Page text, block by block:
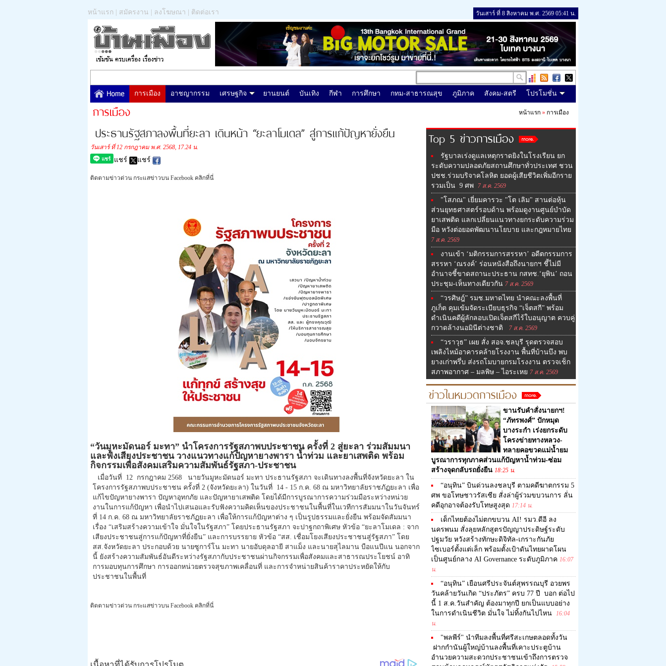
หน้าแรก สมัครงาน ลงโฆษณา ติดต่อเรา วันเสาร์ ที่ 8 สิงหาคม พ.ศ. 2569 05:41 น.
การเมือง อาชญากรรม เศรษฐกิจ ยานยนต์ บันเทิง กีฬา การศึกษา กทม-สาธารณสุข ภูมิภาค สังคม-สตรี โปรโมชั่น
การเมือง
ประธานรัฐสภาลงพื้นที่ยะลา เดินหน้า “ยะลาโมเดล” สู่การแก้ปัญหายั่งยืน
วันเสาร์ ที่ 12 กรกฎาคม พ.ศ. 2568, 17.24 น.
แชร์ แชร์
ติดตามข่าวด่วน กระแสข่าวบน Facebook คลิกที่นี่
“วันมูหะมัดนอร์ มะทา” นำโครงการรัฐสภาพบประชาชน ครั้งที่ 2 สู่ยะลา ร่วมสัมมนา
และฟังเสียงประชาชน วางแนวทางแก้ปัญหายางพารา น้ำท่วม และยาเสพติด พร้อม
กิจกรรมเพื่อสังคมเสริมความสัมพันธ์รัฐสภา-ประชาชน
เมื่อวันที่ 12 กรกฎาคม 2568 นายวันมูหะมัดนอร์ มะทา ประธานรัฐสภา จะเดินทางลงพื้นที่จังหวัดยะลา ใน
โครงการรัฐสภาพบประชาชน ครั้งที่ 2 (จังหวัดยะลา) ในวันที่ 14 - 15 ก.ค. 68 ณ มหาวิทยาลัยราชภัฏยะลา เพื่อ
แก้ไขปัญหายางพารา ปัญหาอุทกภัย และปัญหายาเสพติด โดยได้มีการบูรณาการความร่วมมือระหว่างหน่วย
งานในการแก้ปัญหา เพื่อนำไปเสนอและรับฟังความคิดเห็นของประชาชนในพื้นที่ในเวทีการสัมมนาในวันจันทร์
ที่ 14 ก.ค. 68 ณ มหาวิทยาลัยราชภัฏยะลา เพื่อให้การแก้ปัญหาต่าง ๆ เป็นรูปธรรมและยั่งยืน พร้อมจัดสัมมนา
เรื่อง “เสริมสร้างความเข้าใจ มั่นใจในรัฐสภา” โดยประธานรัฐสภา จะปาฐกถาพิเศษ หัวข้อ “ยะลาโมเดล : จาก
เสียงประชาชนสู่การแก้ปัญหาที่ยั่งยืน” และการบรรยาย หัวข้อ “สส. เชื่อมโยงเสียงประชาชนสู่รัฐสภา” โดย
สส.จังหวัดยะลา ประกอบด้วย นายซูการ์โน มะทา นายอับดุลอายี สาแม็ง และนายสุไลมาน บือแนปีแน นอกจาก
นี้ ยังสร้างความสัมพันธ์อันดีระหว่างรัฐสภากับประชาชนผ่านกิจกรรมเพื่อสังคมและสาธารณประโยชน์ อาทิ
การมอบทุนการศึกษา การออกหน่วยตรวจสุขภาพเคลื่อนที่ และการจำหน่ายสินค้าราคาประหยัดให้กับ
ประชาชนในพื้นที่
ติดตามข่าวด่วน กระแสข่าวบน Facebook คลิกที่นี่
หน้าแรก » การเมือง
Top 5 ข่าวการเมือง
รัฐบาลเร่งดูแลเหตุกราดยิงในโรงเรียน ยก
ระดับความปลอดภัยสถานศึกษาทั่วประเทศ ชวน
ปชช.ร่วมบริจาคโลหิต ยอดผู้เสียชีวิตเพิ่มอีกราย
รวมเป็น 9 ศพ
7 ส.ค. 2569
"โสภณ" เยี่ยมคารวะ "โต เลิม" สานต่อหุ้น
ส่วนยุทธศาสตร์รอบด้าน พร้อมดูงานศูนย์บำบัด
ยาเสพติด แลกเปลี่ยนแนวทางยกระดับความร่วม
มือ หวังต่อยอดพัฒนานโยบาย และกฎหมายไทย
7 ส.ค. 2569
งานเข้า ‘มติกรรมการสรรหา’ อดีตกรรมการ
สรรหา ‘ณรงค์’ ร่อนหนังสือถึงนายกฯ ชี้ไม่มี
อำนาจชี้ขาดสถานะประธาน กสทช.‘ยุพิน’ ถอน
ประชุม-เห็นทางเดียวกัน 7 ส.ค. 2569
“วรศิษฎ์” รมช.มหาดไทย นำคณะลงพื้นที่
ภูเก็ต คุมเข้มจัดระเบียบธุรกิจ “เจ็ตสกี” พร้อม
ดำเนินคดีผู้ลักลอบเปิดเจ็ตสกีไร้ใบอนุญาต ควบคู่
กวาดล้างนอมินีต่างชาติ
7 ส.ค. 2569
“วราวุธ” เผย สั่ง สอจ.ชลบุรี รุดตรวจสอบ
เพลิงไหม้อาคารคล้ายโรงงาน พื้นที่บ้านบึง พบ
ยางเก่าพรึ่บ ส่งรถโมบายกรมโรงงาน ตรวจเช็ก
สภาพอากาศ – มลพิษ – ไอระเหย 7 ส.ค. 2569
ข่าวในหมวดการเมือง
ขานรับคำสั่งนายกฯ!
“ภัทรพงศ์” ปักหมุด
บางระกำ เร่งยกระดับ
โครงข่ายทางหลวง-
ทลายคอขวดแม่น้ำยม
บูรณาการทุกภาคส่วนแก้ปัญหาน้ำท่วม-ซ่อม
สร้างจุดกลับรถยั่งยืน 18:25 น.
“อนุทิน” บินด่วนลงชลบุรี ตามคดีฆาตกรรม 5
ศพ ขอโทษชาวรัสเซีย สั่งล่าผู้ร่วมขบวนการ ลั่น
คดีอุกอาจต้องรับโทษสูงสุด 17:14 น.
เด็กไทยต้องไม่ตกขบวน AI! รมว.ดีอี ลง
นครพนม สั่งลุยหลักสูตรปัญญาประดิษฐ์ระดับ
ปฐมวัย หวังสร้างทักษะดิจิทัล-เกราะกันภัย
ไซเบอร์ตั้งแต่เล็ก พร้อมตั้งเป้าดันไทยผาดโผน
เป็นศูนย์กลาง AI Governance ระดับภูมิภาค 16:07
น.
“อนุทิน” เยือนศรีประจันต์สุพรรณบุรี อวยพร
วันคล้ายวันเกิด “ประภัตร” ครบ 77 ปี บอก ต่อไป
นี้ 1 ส.ค.วันสำคัญ ต้องมาทุกปี ยกเป็นแบบอย่าง
ในการดำเนินชีวิต มั่นใจ ไม่ทิ้งกันไปไหน 16:04
น.
"พลพีร์" นำทีมลงพื้นที่ศรีสะเกษตลอดทั้งวัน
ฝากกำนันผู้ใหญ่บ้านลงพื้นที่เคาะประตูบ้าน
อำนวยความสะดวกประชาชนเข้าถึงการตรวจ